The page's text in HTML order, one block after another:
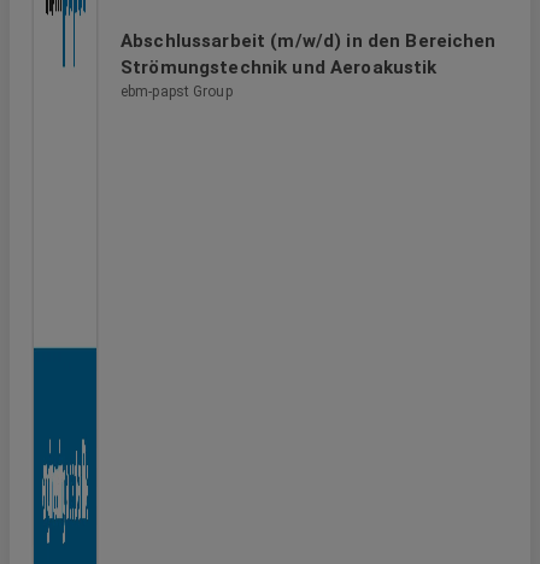
Abschlussarbeit (m/w/d) in den Bereichen
Strömungstechnik und Aeroakustik
ebm-papst Group